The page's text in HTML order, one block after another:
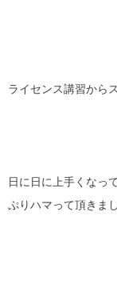
ライセンス講習から
日に日に上手くなっ
ぷりハマって頂きま